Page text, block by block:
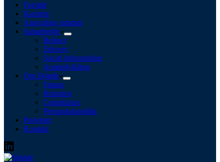
Forside
Karriere
Ansvarlige rammer
Samarbejde
Boliger
Erhverv
Social infrastruktur
Arealudvikling
Om Skjøde
Finans
Historien
Compliance
Persondatapolitik
Projekter
Kontakt